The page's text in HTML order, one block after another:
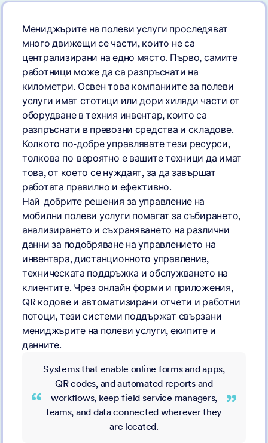
Мениджърите на полеви услуги проследяват
много движещи се части, които не са
централизирани на едно място. Първо, самите
работници може да са разпръснати на
километри. Освен това компаниите за полеви
услуги имат стотици или дори хиляди части от
оборудване в техния инвентар, които са
разпръснати в превозни средства и складове.
Колкото по-добре управлявате тези ресурси,
толкова по-вероятно е вашите техници да имат
това, от което се нуждаят, за да завършат
работата правилно и ефективно.
Най-добрите решения за управление на
мобилни полеви услуги помагат за събирането,
анализирането и съхраняването на различни
данни за подобряване на управлението на
инвентара, дистанционното управление,
техническата поддръжка и обслужването на
клиентите. Чрез онлайн форми и приложения,
QR кодове и автоматизирани отчети и работни
потоци, тези системи поддържат свързани
мениджърите на полеви услуги, екипите и
данните.
Systems that enable online forms and apps,
QR codes, and automated reports and
workflows, keep field service managers,
teams, and data connected wherever they
are located.